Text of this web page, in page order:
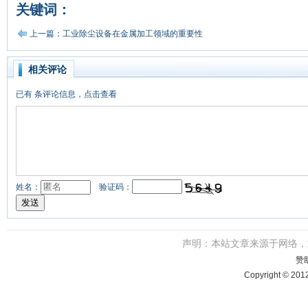
关键词：
上一篇：工业除尘设备在金属加工领域的重要性
相关评论
已有 条评论信息，点击查看
姓名： 验证码：
声明：本站文章来源于网络
赞
Copyright ©